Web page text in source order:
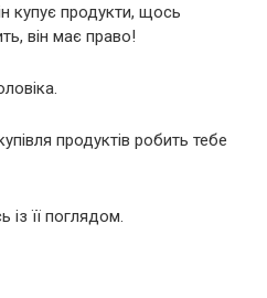
купує продукти, щось
він має право!
продуктів робить тебе
із її поглядом.